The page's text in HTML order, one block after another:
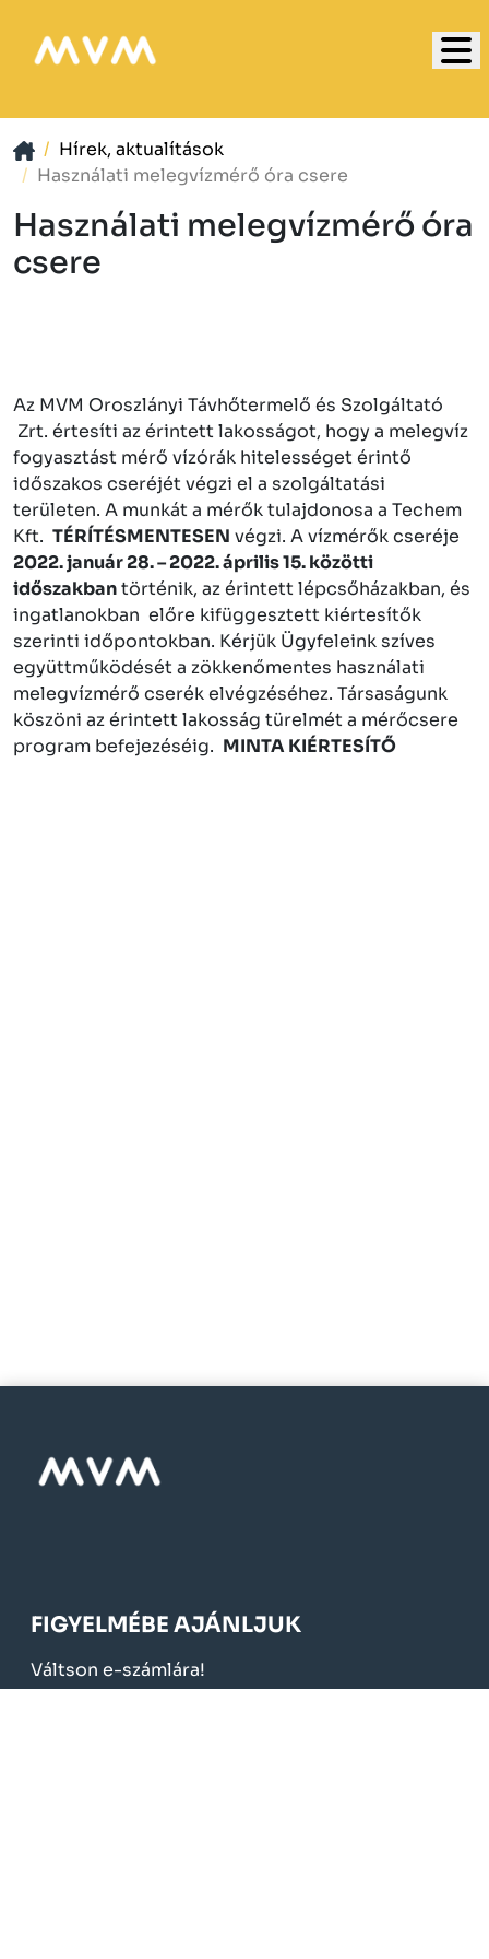
Hírek, aktualítások
Használati melegvízmérő óra csere
Használati melegvízmérő óra
csere
Az MVM Oroszlányi Távhőtermelő és Szolgáltató
Zrt. értesíti az érintett lakosságot, hogy a melegvíz
fogyasztást mérő vízórák hitelességet érintő
időszakos cseréjét végzi el a szolgáltatási
területen. A munkát a mérők tulajdonosa a Techem
Kft. TÉRÍTÉSMENTESEN végzi. A vízmérők cseréje
2022. január 28. – 2022. április 15. közötti
időszakbantörténik, az érintett lépcsőházakban, és
ingatlanokban előre kifüggesztett kiértesítők
szerinti időpontokban. Kérjük Ügyfeleink szíves
együttműködését a zökkenőmentes használati
melegvízmérő cserék elvégzéséhez. Társaságunk
köszöni az érintett lakosság türelmét a mérőcsere
program befejezéséig. MINTA KIÉRTESÍTŐ
FIGYELMÉBE AJÁNLJUK
Váltson e-számlára!